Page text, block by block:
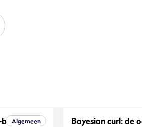
Algemeen
body Bayesian curl: de